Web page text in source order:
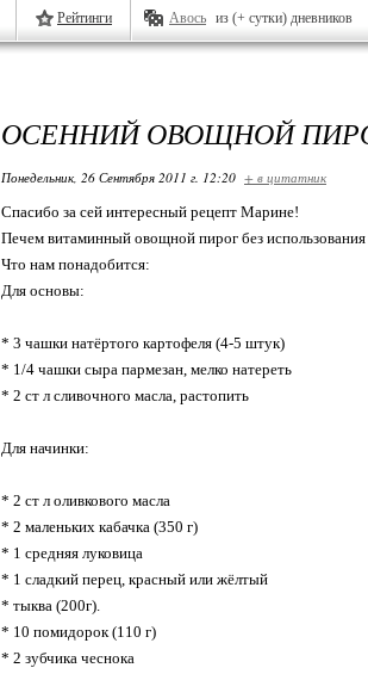
Рейтинги Авось из (+ сутки) дневников
ОСЕННИЙ ОВОЩНОЙ
Понедельник, 26 Сентября 2011 г. 12:20 + в цитатник
Спасибо за сей интересный рецепт Марине!
Печем витаминный овощной пирог без
Что нам понадобится:
Для основы:
* 3 чашки натёртого картофеля (4-5 штук)
* 1/4 чашки сыра пармезан, мелко натереть
* 2 ст л сливочного масла, растопить
Для начинки:
* 2 ст л оливкового масла
* 2 маленьких кабачка (350 г)
* 1 средняя луковица
* 1 сладкий перец, красный или жёлтый
* тыква (200г).
* 10 помидорок (110 г)
* 2 зубчика чеснока